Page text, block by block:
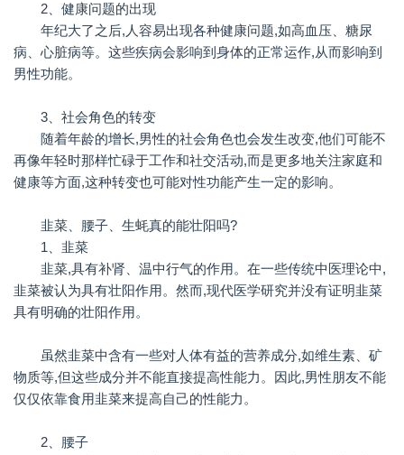
2、健康问题的出现
年纪大了之后,人容易出现各种健康问题,如高血压、糖尿
病、心脏病等。这些疾病会影响到身体的正常运作,从而影响到
男性功能。
3、社会角色的转变
随着年龄的增长,男性的社会角色也会发生改变,他们可能不
再像年轻时那样忙碌于工作和社交活动,而是更多地关注家庭和
健康等方面,这种转变也可能对性功能产生一定的影响。
韭菜、腰子、生蚝真的能壮阳吗?
1、韭菜
韭菜,具有补肾、温中行气的作用。在一些传统中医理论中,
韭菜被认为具有壮阳作用。然而,现代医学研究并没有证明韭菜
具有明确的壮阳作用。
虽然韭菜中含有一些对人体有益的营养成分,如维生素、矿
物质等,但这些成分并不能直接提高性能力。因此,男性朋友不能
仅仅依靠食用韭菜来提高自己的性能力。
2、腰子